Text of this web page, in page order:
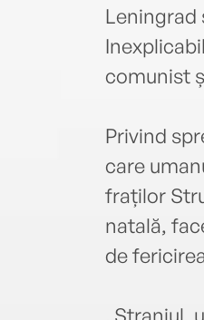
Leningrad
comunist
Privind
care
fraților
natală,
de